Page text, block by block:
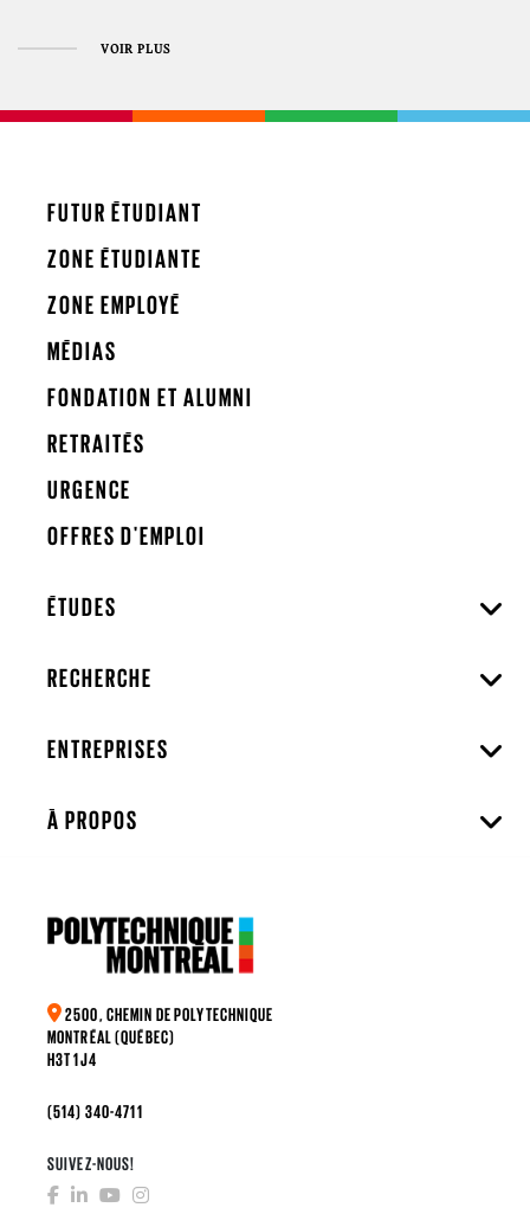
VOIR PLUS
FUTUR ÉTUDIANT
ZONE ÉTUDIANTE
ZONE EMPLOYÉ
MÉDIAS
FONDATION ET ALUMNI
RETRAITÉS
URGENCE
OFFRES D'EMPLOI
ÉTUDES
RECHERCHE
ENTREPRISES
À PROPOS
2500, CHEMIN DE POLYTECHNIQUE
MONTRÉAL (QUÉBEC)
H3T 1J4
(514) 340-4711
SUIVEZ-NOUS!